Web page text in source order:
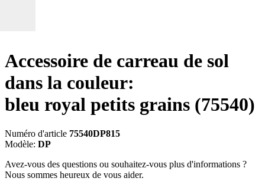
Accessoire de carreau de sol
dans la couleur:
bleu royal petits grains (75540)
Numéro d'article 75540DP815
Modèle: DP
Avez-vous des questions ou souhaitez-vous plus d'informations ?
Nous sommes heureux de vous aider.